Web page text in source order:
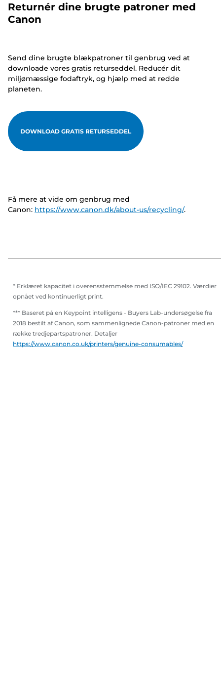
Returnér dine brugte patroner med
Canon
Send dine brugte blækpatroner til genbrug ved at
downloade vores gratis returseddel. Reducér dit
miljømæssige fodaftryk, og hjælp med at redde
planeten.
DOWNLOAD GRATIS RETURSEDDEL
Få mere at vide om genbrug med
Canon: https://www.canon.dk/about-us/recycling/.
* Erklæret kapacitet i overensstemmelse med ISO/IEC 29102. Værdier
opnået ved kontinuerligt print.
*** Baseret på en Keypoint intelligens - Buyers Lab-undersøgelse fra
2018 bestilt af Canon, som sammenlignede Canon-patroner med en
række tredjepartspatroner. Detaljer
https://www.canon.co.uk/printers/genuine-consumables/